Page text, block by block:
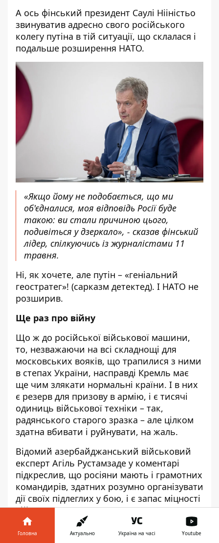
А ось фінський президент Саулі Нііністьо
звинуватив адресно свого російського
колегу путіна в тій ситуації, що склалася і
подальше розширення НАТО.
«Якщо йому не подобається, що ми
об'єдналися, моя відповідь Росії буде
такою: ви стали причиною цього,
подивіться у дзеркало», - сказав фінський
лідер, спілкуючись із журналістами 11
травня.
Ні, як хочете, але путін – «геніальний
геостратег»! (сарказм детектед). І НАТО не
розширив.
Ще раз про війну
Що ж до російської військової машини,
то, незважаючи на всі складнощі для
московських вояків, що трапилися з ними
в степах України, насправді Кремль має
ще чим злякати нормальні країни. І в них
є резерв для призову в армію, і є тисячі
одиниць військової техніки – так,
радянського старого зразка – але цілком
здатна вбивати і руйнувати, на жаль.
Відомий азербайджанський військовий
експерт Агіль Рустамзаде у коментарі
підкреслив, що росіяни мають і грамотних
командирів, здатних розумно організувати
дії своїх підлеглих у бою, і є запас міцності
військово-промислового комплексу
(особливо у сфері ракетних озброєнь). І
саме це створює можливості для рф
Головна Актуально Україна на часі Youtube